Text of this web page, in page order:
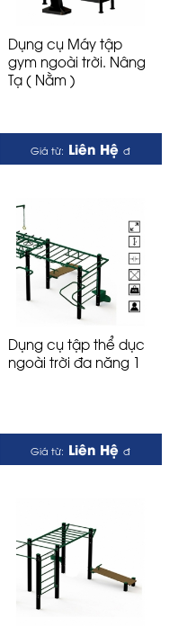
Dụng cụ Máy tập
gym ngoài trời. Nâng
Tạ ( Nằm )
Giá từ: Liên Hệ đ
Dụng cụ tập thể dục
ngoài trời đa năng 1
Giá từ: Liên Hệ đ